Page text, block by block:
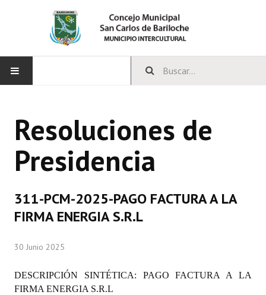
CONCEJO
Bloques Políticos
Comisiones Permanentes
Programas
Resoluciones de
Presidencia
311-PCM-2025-PAGO FACTURA A LA
FIRMA ENERGIA S.R.L
30 Junio 2025
DESCRIPCIÓN SINTÉTICA: PAGO FACTURA A LA
FIRMA ENERGIA S.R.L